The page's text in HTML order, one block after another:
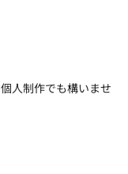
人制作でも構いませ